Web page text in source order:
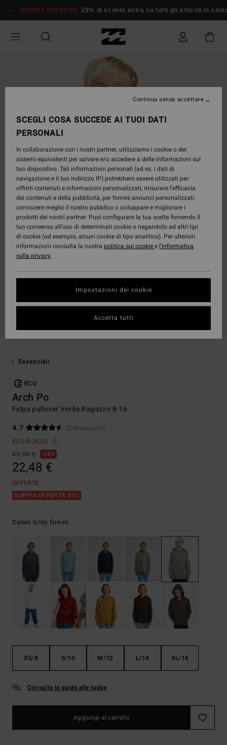
alle
prodotto
DOPPIA OFFERTA 25% di sconto extra su tutti gli articoli in saldo*
Essenziali
ECO
Arch Po
Felpa pullover Verde Ragazzo 8-16
4.7
(3 Recensioni)
ECO-BONUS
49,95 €
55%
22,48 €
OFFERTE
DOPPIA OFFERTA 25%
Colori Grey Green
XS/8 S/10 M/12 L/14 XL/16
Consulta la guida alle taglie
Aggiungi al carrello
SCEGLI COSA SUCCEDE AI TUOI DATI
PERSONALI
In collaborazione con i nostri partner, utilizziamo i cookie o dei
sistemi equivalenti per salvare e/o accedere a delle informazioni sul
tuo dispositivo. Tali informazioni personali (ad es. i dati di
navigazione e il tuo indirizzo IP) potrebbero essere utilizzati per:
offrirti contenuti e informazioni personalizzati, misurare l’efficacia
dei contenuti e della pubblicità, per fornire annunci personalizzati,
conoscere meglio il nostro pubblico o sviluppare e migliorare i
prodotti dei nostri partner. Puoi configurare la tua scelta fornendo il
tuo consenso all’uso di determinati cookie o negandolo ad altri tipi
di cookie (ad esempio, alcuni cookie di tipo analitico). Per ulteriori
informazioni consulta la nostra politica sui cookiee l'informativa
sulla privacy.
Impostazioni dei cookie
Continua senza accettare
Accetta tutti